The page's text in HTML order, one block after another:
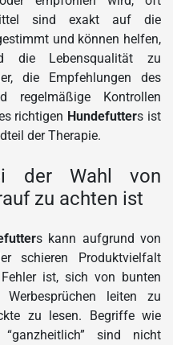
sind exakt auf die
und können helfen,
die Lebensqualität zu
die Empfehlungen des
regelmäßige Kontrollen
richtigen Hundefutters ist
der Therapie.
der Wahl von
zu achten ist
s kann aufgrund von
schieren Produktvielfalt
ist, sich von bunten
Werbesprüchen leiten zu
zu lesen. Begriffe wie
“ganzheitlich” sind nicht